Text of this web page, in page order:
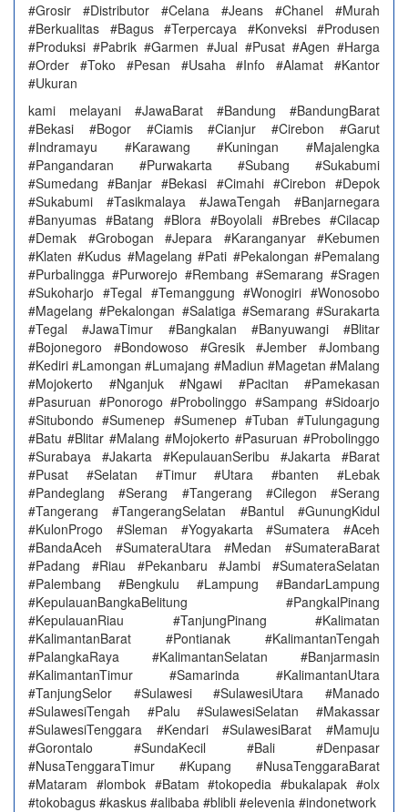
#Grosir #Distributor #Celana #Jeans #Chanel #Murah
#Berkualitas #Bagus #Terpercaya #Konveksi #Produsen
#Produksi #Pabrik #Garmen #Jual #Pusat #Agen #Harga
#Order #Toko #Pesan #Usaha #Info #Alamat #Kantor
#Ukuran
kami melayani #JawaBarat #Bandung #BandungBarat
#Bekasi #Bogor #Ciamis #Cianjur #Cirebon #Garut
#Indramayu #Karawang #Kuningan #Majalengka
#Pangandaran #Purwakarta #Subang #Sukabumi
#Sumedang #Banjar #Bekasi #Cimahi #Cirebon #Depok
#Sukabumi #Tasikmalaya #JawaTengah #Banjarnegara
#Banyumas #Batang #Blora #Boyolali #Brebes #Cilacap
#Demak #Grobogan #Jepara #Karanganyar #Kebumen
#Klaten #Kudus #Magelang #Pati #Pekalongan #Pemalang
#Purbalingga #Purworejo #Rembang #Semarang #Sragen
#Sukoharjo #Tegal #Temanggung #Wonogiri #Wonosobo
#Magelang #Pekalongan #Salatiga #Semarang #Surakarta
#Tegal #JawaTimur #Bangkalan #Banyuwangi #Blitar
#Bojonegoro #Bondowoso #Gresik #Jember #Jombang
#Kediri #Lamongan #Lumajang #Madiun #Magetan #Malang
#Mojokerto #Nganjuk #Ngawi #Pacitan #Pamekasan
#Pasuruan #Ponorogo #Probolinggo #Sampang #Sidoarjo
#Situbondo #Sumenep #Sumenep #Tuban #Tulungagung
#Batu #Blitar #Malang #Mojokerto #Pasuruan #Probolinggo
#Surabaya #Jakarta #KepulauanSeribu #Jakarta #Barat
#Pusat #Selatan #Timur #Utara #banten #Lebak
#Pandeglang #Serang #Tangerang #Cilegon #Serang
#Tangerang #TangerangSelatan #Bantul #GunungKidul
#KulonProgo #Sleman #Yogyakarta #Sumatera #Aceh
#BandaAceh #SumateraUtara #Medan #SumateraBarat
#Padang #Riau #Pekanbaru #Jambi #SumateraSelatan
#Palembang #Bengkulu #Lampung #BandarLampung
#KepulauanBangkaBelitung #PangkalPinang
#KepulauanRiau #TanjungPinang #Kalimatan
#KalimantanBarat #Pontianak #KalimantanTengah
#PalangkaRaya #KalimantanSelatan #Banjarmasin
#KalimantanTimur #Samarinda #KalimantanUtara
#TanjungSelor #Sulawesi #SulawesiUtara #Manado
#SulawesiTengah #Palu #SulawesiSelatan #Makassar
#SulawesiTenggara #Kendari #SulawesiBarat #Mamuju
#Gorontalo #SundaKecil #Bali #Denpasar
#NusaTenggaraTimur #Kupang #NusaTenggaraBarat
#Mataram #lombok #Batam #tokopedia #bukalapak #olx
#tokobagus #kaskus #alibaba #blibli #elevenia #indonetwork